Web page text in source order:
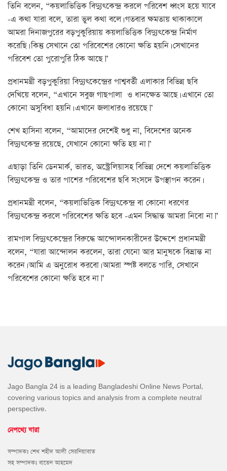
তিনি বলেন, “কয়লাভিত্তিক বিদ্যুৎকেন্দ্র করলে পরিবেশ ধ্বংস হয়ে যাবে
-এ কথা যারা বলে, তারা ভুল কথা বলে। গতবার ক্ষমতায় থাকাকালে
আমরা দিনাজপুরের বড়পুকুরিয়ায় কয়লাভিত্তিক বিদ্যুৎকেন্দ্র নির্মাণ
করেছি। কিন্তু সেখানে তো পরিবেশের কোনো ক্ষতি হয়নি। সেখানের
পরিবেশ তো পুরোপুরি ঠিক আছে।”
প্রধানমন্ত্রী বড়পুকুরিয়া বিদ্যুৎকেন্দ্রের পাশ্ববর্তী এলাকার বিভিন্ন ছবি
দেখিয়ে বলেন, “এখানে সবুজ গাছপালা ও ধানক্ষেত আছে। এখানে তো
কোনো অসুবিধা হয়নি। এখানে জলাধারও রয়েছে।”
শেখ হাসিনা বলেন, “আমাদের দেশেই শুধু না, বিদেশের অনেক
বিদ্যুৎকেন্দ্র রয়েছে, যেখানে কোনো ক্ষতি হয় না।”
এছাড়া তিনি ডেনমার্ক, ভারত, অস্ট্রেলিয়াসহ বিভিন্ন দেশে কয়লাভিত্তিক
বিদ্যুৎকেন্দ্র ও তার পাশের পরিবেশের ছবি সংসদে উপস্থাপন করেন।
প্রধানমন্ত্রী বলেন, “কয়লাভিত্তিক বিদ্যুৎকেন্দ্র বা কোনো ধরণের
বিদ্যুৎকেন্দ্র করলে পরিবেশের ক্ষতি হবে -এমন সিদ্ধান্ত আমরা নিবো না।”
রামপাল বিদ্যুৎকেন্দ্রের বিরুদ্ধে আন্দোলনকারীদের উদ্দেশে প্রধানমন্ত্রী
বলেন, “যারা আন্দোলন করলেন, তারা যেনো আর মানুষকে বিভ্রান্ত না
করেন। আমি এ অনুরোধ করবো। আমরা স্পষ্ট বলতে পারি, সেখানে
পরিবেশের কোনো ক্ষতি হবে না।”
Jago Bangla 24 is a leading Bangladeshi Online News Portal,
covering various topics and analysis from a complete neutral
perspective.
নেপথ্যে যারা
সম্পাদকঃ শেখ শহীদ আলী সেরনিয়াবাত
সহ সম্পাদকঃ বাতেন আহমেদ